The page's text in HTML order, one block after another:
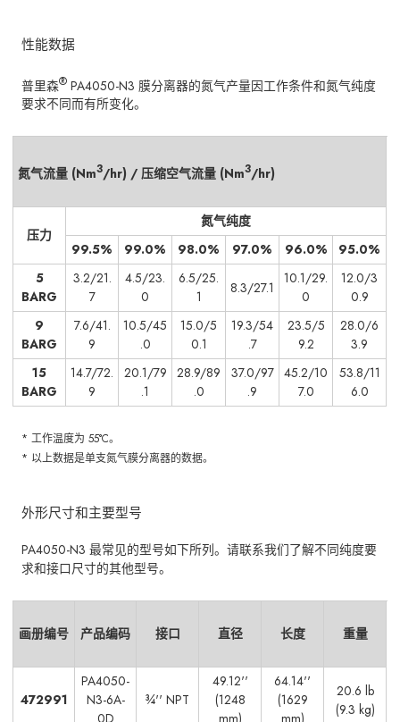
性能数据
普里森® PA4050-N3 膜分离器的氮气产量因工作条件和氮气纯度
要求不同而有所变化。
氮气流量 (Nm3/hr) / 压缩空气流量 (Nm3/hr)
压力
氮气纯度
99.5%
99.0% 98.0% 97.0% 96.0%
95.0%
5
BARG
3.2/21.
7
4.5/23.
0
6.5/25.
1
8.3/27.1
10.1/29.
0
12.0/3
0.9
9
BARG
7.6/41.
9
10.5/45
.0
15.0/5
0.1
19.3/54
.7
23.5/5
9.2
28.0/6
3.9
15
BARG
14.7/72.
9
20.1/79
.1
28.9/89
.0
37.0/97
.9
45.2/10
7.0
53.8/11
6.0
* 工作温度为 55°C。
* 以上数据是单支氮气膜分离器的数据。
外形尺寸和主要型号
PA4050-N3 最常见的型号如下所列。请联系我们了解不同纯度要
求和接口尺寸的其他型号。
画册编号 产品编码 接口 直径 长度 重量
472991
PA4050-
N3-6A-
¾'' NPT
49.12''
(1248
64.14''
(1629
20.6 lb
(9.3 kg)